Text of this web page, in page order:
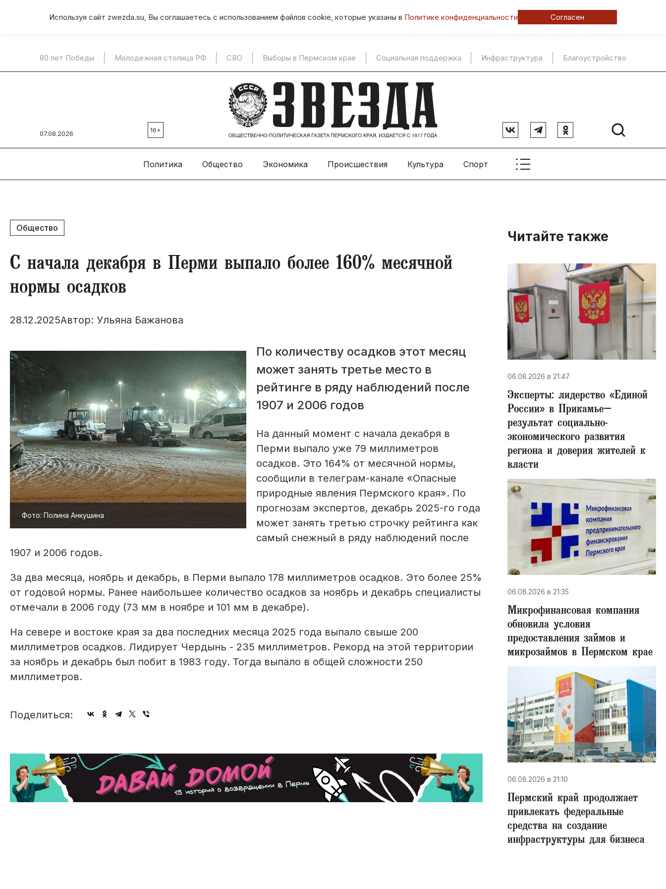
Используя сайт zwezda.su, Вы соглашаетесь с использованием файлов cookie, которые указаны в Политике конфиденциальности Согласен
80 лет Победы Молодежная столица РФ СВО Выборы в Пермском крае Социальная поддержка Инфраструктура Благоустройство
07.08.2026 16+
Политика Общество Экономика Происшествия Культура Спорт
Общество
С начала декабря в Перми выпало более 160% месячной
нормы осадков
28.12.2025Автор: Ульяна Бажанова
Фото: Полина Анкушина
По количеству осадков этот месяц
может занять третье место в
рейтинге в ряду наблюдений после
1907 и 2006 годов
На данный момент с начала декабря в
Перми выпало уже 79 миллиметров
осадков. Это 164% от месячной нормы,
сообщили в телеграм-канале «Опасные
природные явления Пермского края». По
прогнозам экспертов, декабрь 2025-го года
может занять третью строчку рейтинга как
самый снежный в ряду наблюдений после
1907 и 2006 годов.
За два месяца, ноябрь и декабрь, в Перми выпало 178 миллиметров осадков. Это более 25%
от годовой нормы. Ранее наибольшее количество осадков за ноябрь и декабрь специалисты
отмечали в 2006 году (73 мм в ноябре и 101 мм в декабре).
На севере и востоке края за два последних месяца 2025 года выпало свыше 200
миллиметров осадков. Лидирует Чердынь - 235 миллиметров. Рекорд на этой территории
за ноябрь и декабрь был побит в 1983 году. Тогда выпало в общей сложности 250
миллиметров.
Поделиться:
Читайте также
06.08.2026 в 21:47
Эксперты: лидерство «Единой
России» в Прикамье–
результат социально-
экономического развития
региона и доверия жителей к
власти
06.08.2026 в 21:35
Микрофинансовая компания
обновила условия
предоставления займов и
микрозаймов в Пермском крае
06.08.2026 в 21:10
Пермский край продолжает
привлекать федеральные
средства на создание
инфраструктуры для бизнеса